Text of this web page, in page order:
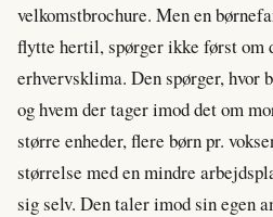
velkomstbrochure. Men en
flytte hertil, spørger ikke først
erhvervsklima. Den spørger, hvor
og hvem der tager imod det om
større enheder, flere børn pr.
størrelse med en mindre
sig selv. Den taler imod sin egen